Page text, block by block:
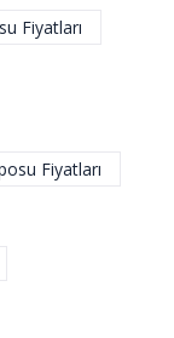
Fiyatları
Fiyatları